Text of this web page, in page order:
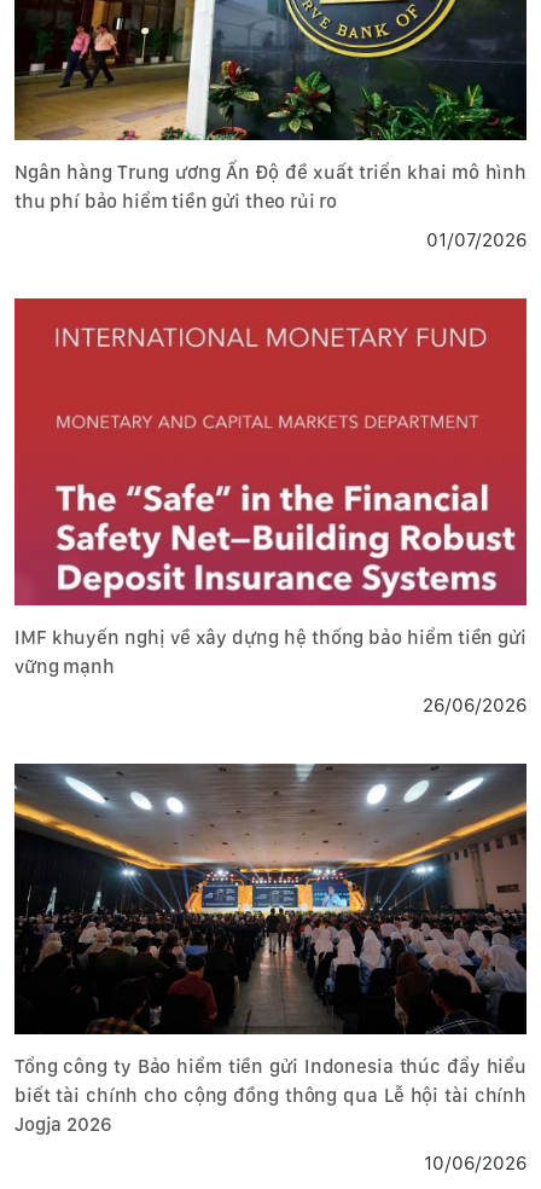
Ngân hàng Trung ương Ấn Độ đề xuất triển khai mô hình
thu phí bảo hiểm tiền gửi theo rủi ro
01/07/2026
IMF khuyến nghị về xây dựng hệ thống bảo hiểm tiền gửi
vững mạnh
26/06/2026
Tổng công ty Bảo hiểm tiền gửi Indonesia thúc đẩy hiểu
biết tài chính cho cộng đồng thông qua Lễ hội tài chính
Jogja 2026
10/06/2026